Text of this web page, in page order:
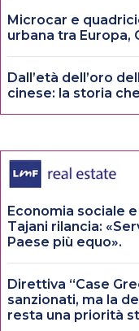
Microcar e
urbana tra Europa,
Dall’età dell’oro
cinese: la storia
Economia sociale
Tajani rilancia:
Paese più equo».
Direttiva “Case
sanzionati, ma la
resta una priorità